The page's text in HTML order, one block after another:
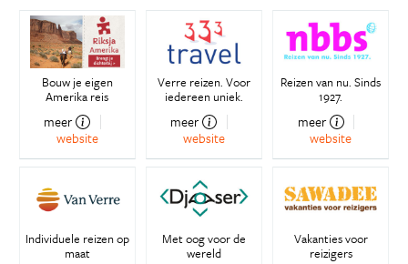
Bouw je eigen
Amerika reis
meer
website
Verre reizen. Voor
iedereen uniek.
meer
website
Reizen van nu. Sinds
1927.
meer
website
Individuele reizen op
maat
Met oog voor de
wereld
Vakanties voor
reizigers